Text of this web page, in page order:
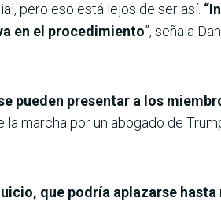
pero eso está lejos de ser así.
en el procedimiento”, señala
pueden presentar a los
marcha por un abogado de
que podría aplazarse hasta